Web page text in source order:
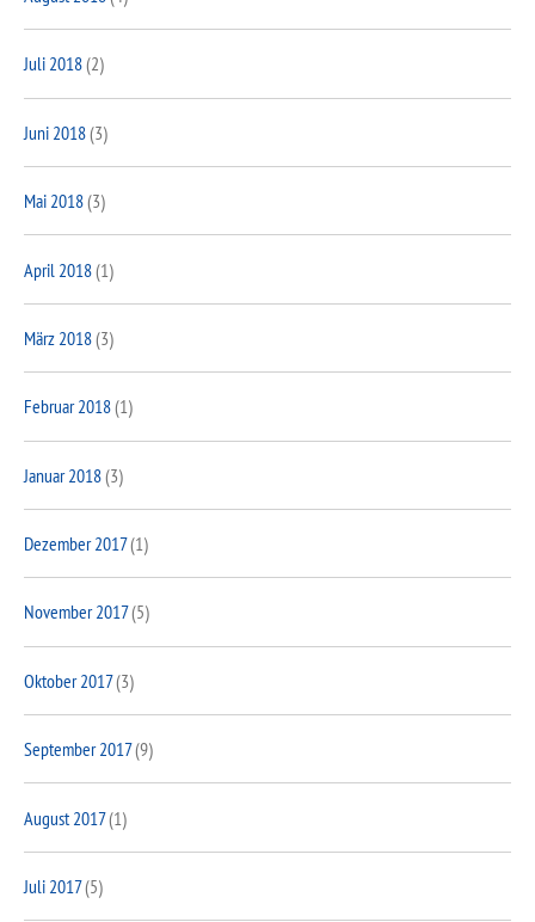
Juli 2018(2)
Juni 2018(3)
Mai 2018(3)
April 2018(1)
März 2018(3)
Februar 2018(1)
Januar 2018(3)
Dezember 2017(1)
November 2017(5)
Oktober 2017(3)
September 2017(9)
August 2017(1)
Juli 2017(5)